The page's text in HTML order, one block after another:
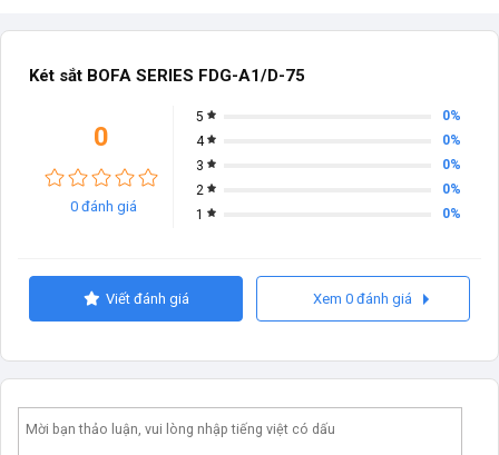
Két sắt BOFA SERIES FDG-A1/D-75
0
0 đánh giá
5
0%
4
0%
3
0%
2
0%
1
0%
Viết đánh giá Xem 0 đánh giá